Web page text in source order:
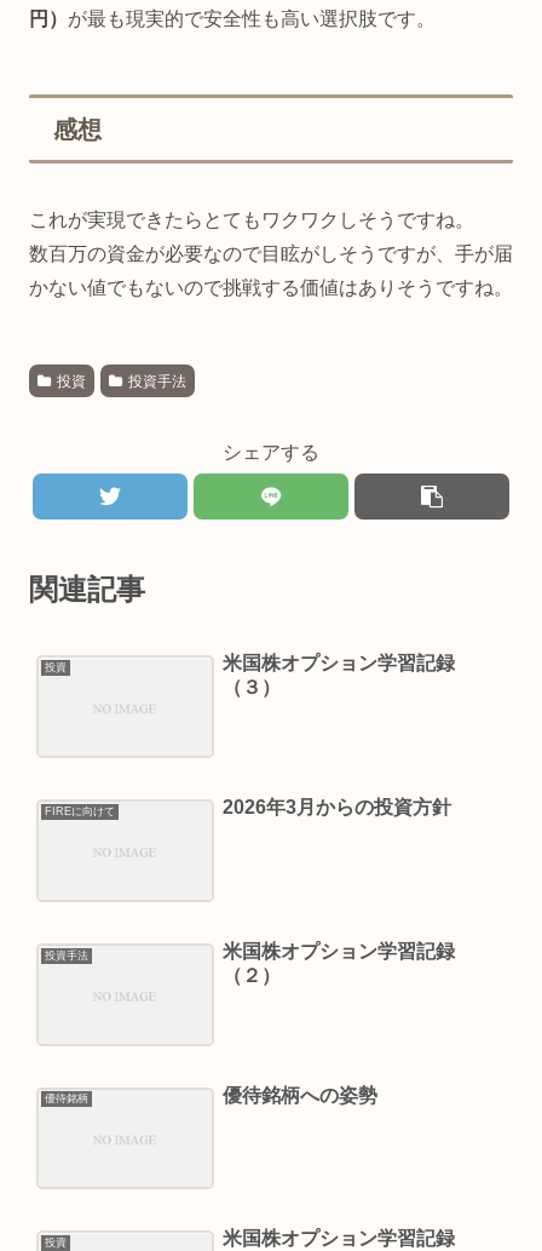
円） が最も現実的で安全性も高い選択肢です。
感想
これが実現できたらとてもワクワクしそうですね。
数百万の資金が必要なので目眩がしそうですが、手が届
かない値でもないので挑戦する価値はありそうですね。
投資 投資手法
シェアする
関連記事
投資
米国株オプション学習記録
（３）
FIREに向けて 2026年3月からの投資方針
投資手法
米国株オプション学習記録
（２）
優待銘柄 優待銘柄への姿勢
投資
米国株オプション学習記録